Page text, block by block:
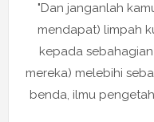
"Dan janganlah
mendapat) limpah
kepada
mereka) melebihi
benda, ilmu